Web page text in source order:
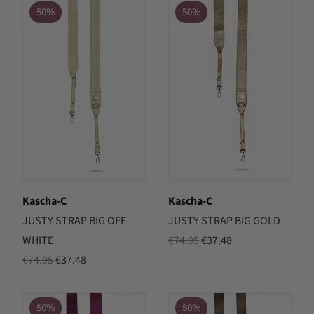
€69.95.
€74.95.
€37.48.
50%
Kascha-C
JUSTY STRAP BIG OFF
WHITE
€74.95Oorspronkelijke
was:
€37.48Huidige
is:
50%
Kascha-C
JUSTY STRAP BIG GOLD
€74.95Oorspronkelijke
€74.95.
€37.48Huidige
€37.48.
50% 50%